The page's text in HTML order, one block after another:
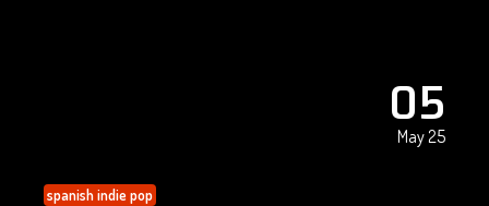
05
May 25
spanish indie pop